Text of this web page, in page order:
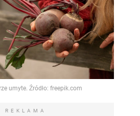
REKLAMA